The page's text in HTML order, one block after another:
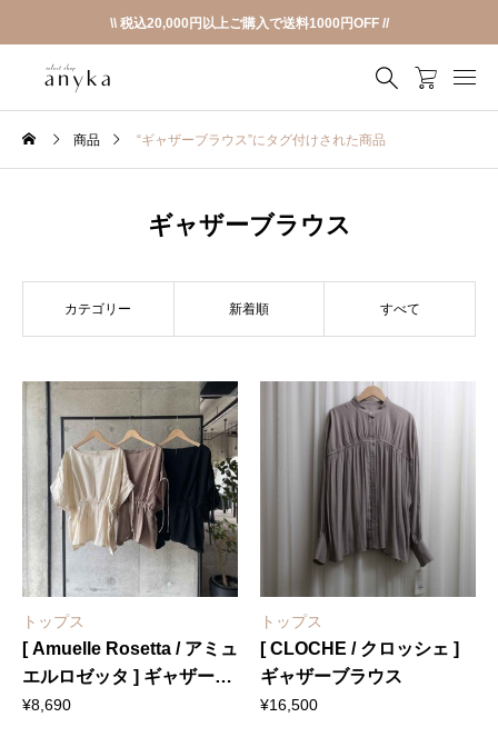
\\ 税込20,000円以上ご購入で送料1000円OFF //
商品 “ギャザーブラウス”にタグ付けされた商品
ギャザーブラウス
カテゴリー 新着順 すべて
トップス
[ Amuelle Rosetta / アミュ
エルロゼッタ ] ギャザーブ
ラウス
¥8,690
トップス
[ CLOCHE / クロッシェ ]
ギャザーブラウス
¥16,500